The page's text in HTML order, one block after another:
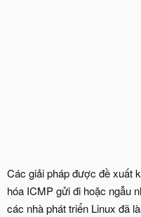
Các giải pháp được đề xuất
hóa ICMP gửi đi hoặc ngẫu
các nhà phát triển Linux đã